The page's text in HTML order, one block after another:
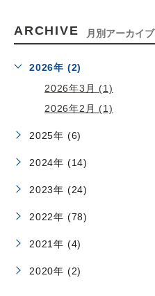
ARCHIVE 月別アーカイブ
2026年 (2)
2026年3月 (1)
2026年2月 (1)
2025年 (6)
2024年 (14)
2023年 (24)
2022年 (78)
2021年 (4)
2020年 (2)